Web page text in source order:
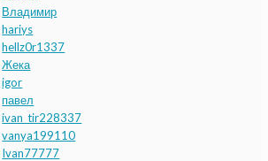
Владимир
hariys
hellz0r1337
Жека
igor
павел
ivan_tir228337
vanya199110
Ivan77777